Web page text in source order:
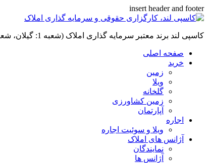
insert header and footer
کاسپی لند برند معتبر سرمایه گذاری املاک (شعبه 1: گیلان، شعبه 2: کردان، سهیلیه):خرید و فروش ،رهن و اجاره
صفحه اصلی
خرید
زمین
ویلا
گلخانه
زمین کشاورزی
آپارتمان
اجاره
ویلا و سوئیت اجاره
آژانس های املاک
نمایندگان
آژانس ها